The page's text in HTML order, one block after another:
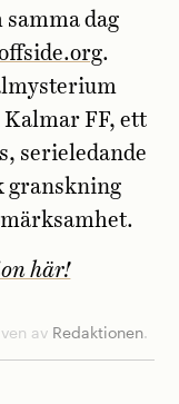
dag
.
FF, ett
serieledande
granskning
här!
av Redaktionen.